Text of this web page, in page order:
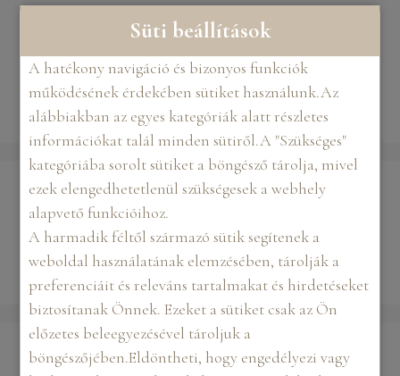
Süti beállítások
A hatékony navigáció és bizonyos funkciók
működésének érdekében sütiket használunk.Az
alábbiakban az egyes kategóriák alatt részletes
információkat talál minden sütiről.A "Szükséges"
kategóriába sorolt sütiket a böngésző tárolja, mivel
ezek elengedhetetlenül szükségesek a webhely
alapvető funkcióihoz.
A harmadik féltől származó sütik segítenek a
weboldal használatának elemzésében, tárolják a
preferenciáit és releváns tartalmakat és hirdetéseket
biztosítanak Önnek. Ezeket a sütiket csak az Ön
előzetes beleegyezésével tároljuk a
böngészőjében.Eldöntheti, hogy engedélyezi vagy
Portré fotózás
fotózás,Portré fotózás
Keresés
LEGUTÓBBI